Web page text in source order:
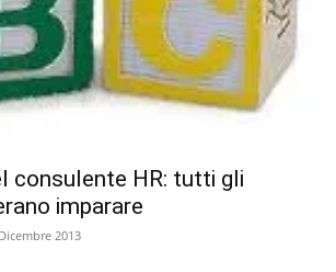
consulente HR: tutti gli
imparare
2013